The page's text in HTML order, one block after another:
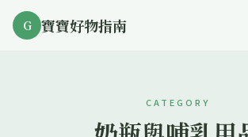
G 寶寶好物指南
CATEGORY